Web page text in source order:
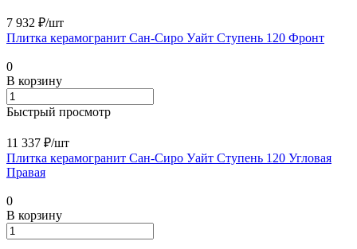
7 932 ₽/шт
Плитка керамогранит Сан-Сиро Уайт Ступень 120 Фронт
0
В корзину
Быстрый просмотр
11 337 ₽/шт
Плитка керамогранит Сан-Сиро Уайт Ступень 120 Угловая
Правая
0
В корзину